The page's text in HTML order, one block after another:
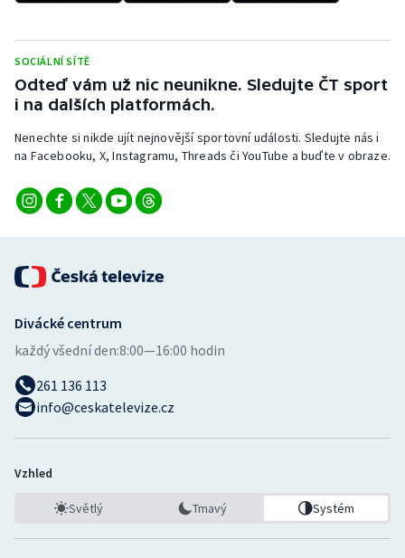
SOCIÁLNÍ SÍTĚ
Odteď vám už nic neunikne. Sledujte ČT sport
i na dalších platformách.
Nenechte si nikde ujít nejnovější sportovní události. Sledujte nás i
na Facebooku, X, Instagramu, Threads či YouTube a buďte v obraze.
Divácké centrum
každý všední den:8:00—16:00 hodin
261 136 113
info@ceskatelevize.cz
Vzhled
Světlý Tmavý Systém